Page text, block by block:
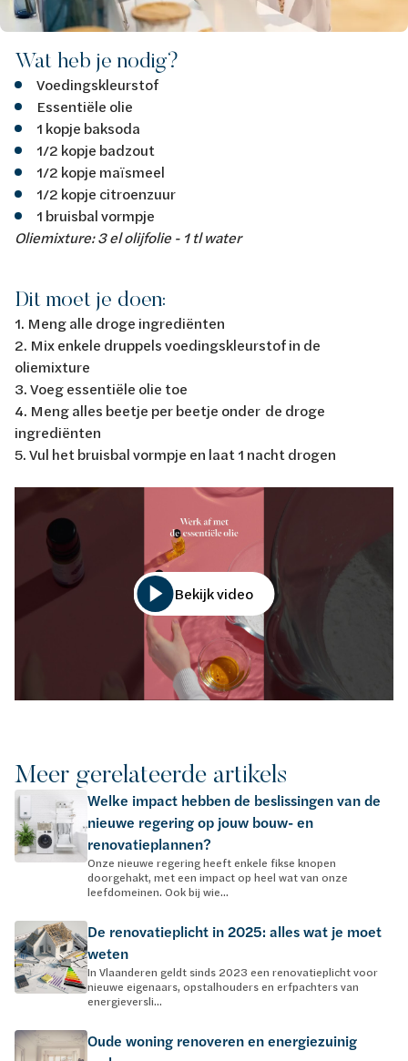
Wat heb je nodig?
Voedingskleurstof
Essentiële olie
1 kopje baksoda
1/2 kopje badzout
1/2 kopje maïsmeel
1/2 kopje citroenzuur
1 bruisbal vormpje
Oliemixture: 3 el olijfolie - 1 tl water
Dit moet je doen:
1. Meng alle droge ingrediënten
2. Mix enkele druppels voedingskleurstof in de
oliemixture
3. Voeg essentiële olie toe
4. Meng alles beetje per beetje onder de droge
ingrediënten
5. Vul het bruisbal vormpje en laat 1 nacht drogen
Bekijk video
Meer gerelateerde artikels
Welke impact hebben de beslissingen van de
nieuwe regering op jouw bouw- en
renovatieplannen?
Onze nieuwe regering heeft enkele fikse knopen
doorgehakt, met een impact op heel wat van onze
leefdomeinen. Ook bij wie...
De renovatieplicht in 2025: alles wat je moet
weten
In Vlaanderen geldt sinds 2023 een renovatieplicht voor
nieuwe eigenaars, opstalhouders en erfpachters van
energieversli...
Oude woning renoveren en energiezuinig